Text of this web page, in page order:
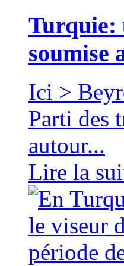
Turquie:
soumise
Ici >
Parti des
autour...
Lire la